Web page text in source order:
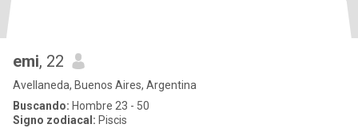
emi, 22
Avellaneda, Buenos Aires, Argentina
Buscando: Hombre 23 - 50
Signo zodiacal: Piscis